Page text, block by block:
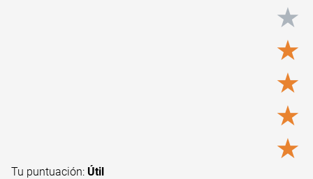
★
★
★
★
★
Tu puntuación: Útil